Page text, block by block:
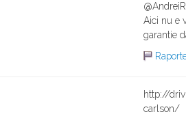
Aici nu e
garantie
http://
carlson/